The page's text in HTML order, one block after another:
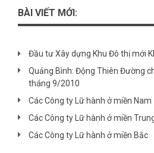
BÀI VIẾT MỚI:
Đầu tư Xây dựng Khu Đô thị mới
Quảng Bình: Động Thiên Đường
tháng 9/2010
Các Công ty Lữ hành ở miền Nam
Các Công ty Lữ hành ở miền
Các Công ty Lữ hành ở miền Bắc